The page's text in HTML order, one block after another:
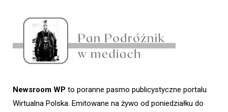
Newsroom WP to poranne pasmo publicystyczne portalu
Wirtualna Polska. Emitowane na żywo od poniedziałku do